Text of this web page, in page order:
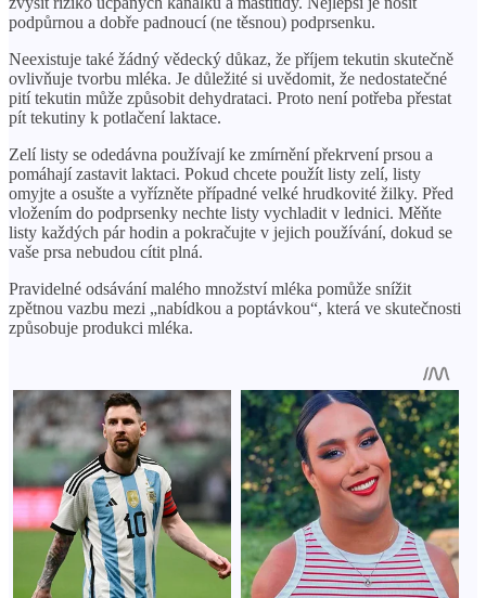
podpůrnou a dobře padnoucí (ne těsnou) podprsenku.
Neexistuje také žádný vědecký důkaz, že příjem tekutin skutečně
ovlivňuje tvorbu mléka. Je důležité si uvědomit, že nedostatečné
pití tekutin může způsobit dehydrataci. Proto není potřeba přestat
pít tekutiny k potlačení laktace.
Zelí listy se odedávna používají ke zmírnění překrvení prsou a
pomáhají zastavit laktaci. Pokud chcete použít listy zelí, listy
omyjte a osušte a vyřízněte případné velké hrudkovité žilky. Před
vložením do podprsenky nechte listy vychladit v lednici. Měňte
listy každých pár hodin a pokračujte v jejich používání, dokud se
vaše prsa nebudou cítit plná.
Pravidelné odsávání malého množství mléka pomůže snížit
zpětnou vazbu mezi „nabídkou a poptávkou“, která ve skutečnosti
způsobuje produkci mléka.